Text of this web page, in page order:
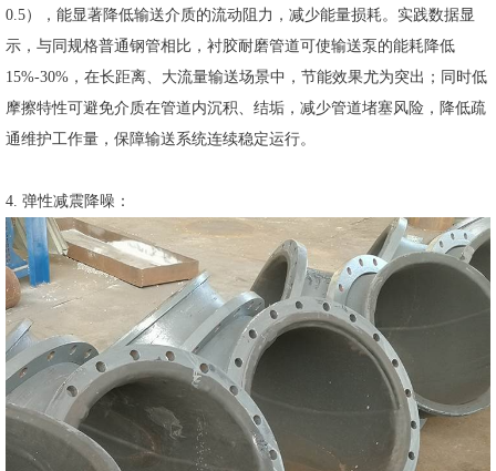
0.5），能显著降低输送介质的流动阻力，减少能量损耗。实践数据显
示，与同规格普通钢管相比，衬胶耐磨管道可使输送泵的能耗降低
15%-30%，在长距离、大流量输送场景中，节能效果尤为突出；同时低
摩擦特性可避免介质在管道内沉积、结垢，减少管道堵塞风险，降低疏
通维护工作量，保障输送系统连续稳定运行。
4. 弹性减震降噪：